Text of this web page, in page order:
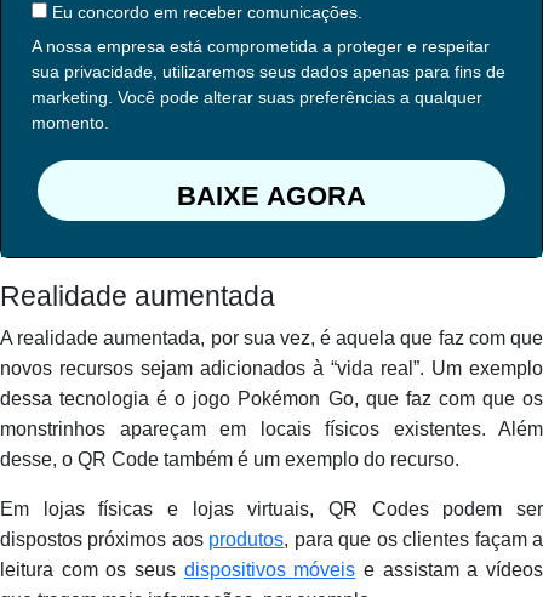
Eu concordo em receber comunicações.
A nossa empresa está comprometida a proteger e respeitar
sua privacidade, utilizaremos seus dados apenas para fins de
marketing. Você pode alterar suas preferências a qualquer
momento.
BAIXE AGORA
Realidade aumentada
A realidade aumentada, por sua vez, é aquela que faz com que
novos recursos sejam adicionados à “vida real”. Um exemplo
dessa tecnologia é o jogo Pokémon Go, que faz com que os
monstrinhos apareçam em locais físicos existentes. Além
desse, o QR Code também é um exemplo do recurso.
Em lojas físicas e lojas virtuais, QR Codes podem ser
dispostos próximos aos produtos, para que os clientes façam a
leitura com os seus dispositivos móveis e assistam a vídeos